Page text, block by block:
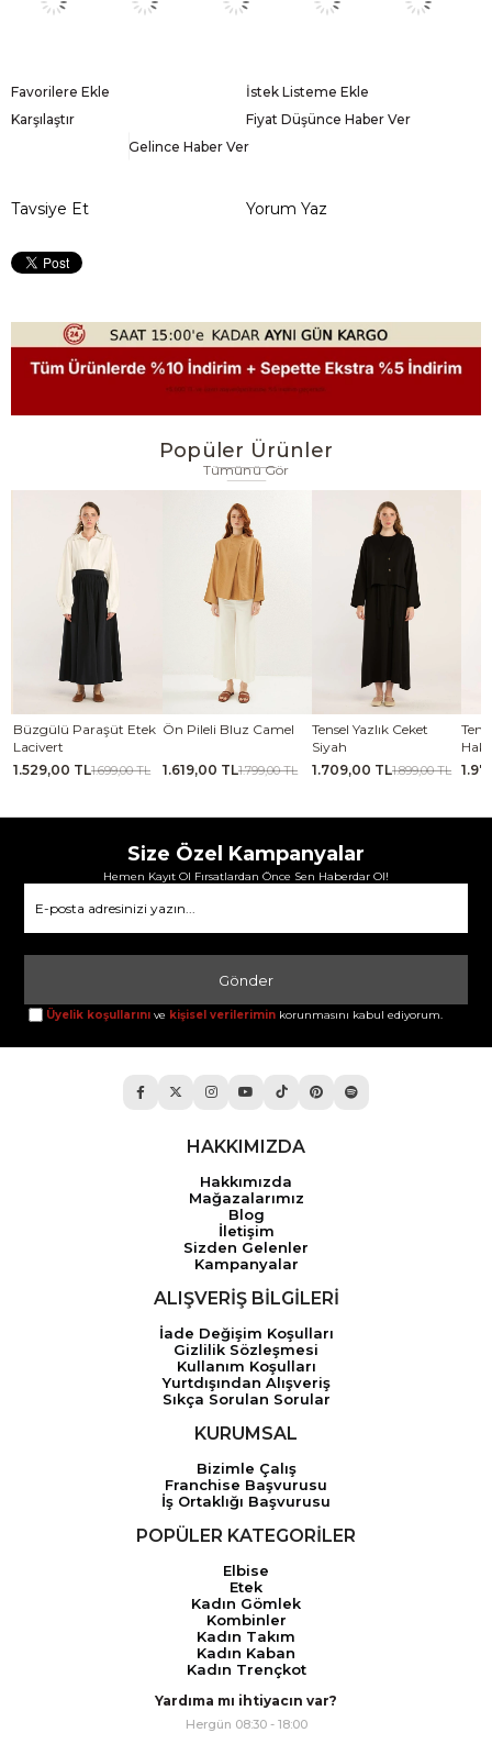
Favorilere Ekle
İstek Listeme Ekle
Karşılaştır
Fiyat Düşünce Haber Ver
Gelince Haber Ver
Tavsiye Et Yorum Yaz
Popüler Ürünler
Tümünü Gör
Büzgülü Paraşüt Etek
Lacivert
1.529,00 TL1.699,00 TL
Ön Pileli Bluz Camel
1.619,00 TL1.799,00 TL
Tensel Yazlık Ceket
Siyah
1.709,00 TL1.899,00 TL
Haki
Size Özel Kampanyalar
Hemen Kayıt Ol Fırsatlardan Önce Sen Haberdar Ol!
Gönder
Üyelik koşullarını ve kişisel verilerimin korunmasını kabul ediyorum.
HAKKIMIZDA
Hakkımızda
Mağazalarımız
Blog
İletişim
Sizden Gelenler
Kampanyalar
ALIŞVERİŞ BİLGİLERİ
İade Değişim Koşulları
Gizlilik Sözleşmesi
Kullanım Koşulları
Yurtdışından Alışveriş
Sıkça Sorulan Sorular
KURUMSAL
Bizimle Çalış
Franchise Başvurusu
İş Ortaklığı Başvurusu
POPÜLER KATEGORİLER
Elbise
Etek
Kadın Gömlek
Kombinler
Kadın Takım
Kadın Kaban
Kadın Trençkot
Yardıma mı ihtiyacın var?
Hergün 08:30 - 18:00